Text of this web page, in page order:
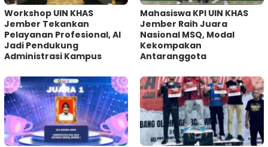
Workshop UIN KHAS
Jember Tekankan
Pelayanan Profesional, AI
Jadi Pendukung
Administrasi Kampus
Mahasiswa KPI UIN KHAS
Jember Raih Juara
Nasional MSQ, Modal
Kekompakan
Antaranggota